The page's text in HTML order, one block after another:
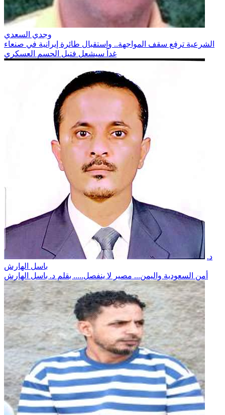
وجدي السعدي
الشرعية ترفع سقف المواجهة.. واستقبال طائرة إيرانية في صنعاء
غداً سيشعل فتيل الحسم العسكري
د.
باسل الهارش
أمن السعودية واليمن... مصير لا ينفصل..... بقلم د. باسل الهارش